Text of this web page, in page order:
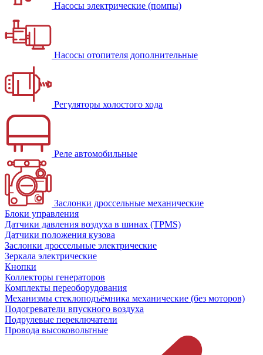
Насосы электрические (помпы)
Насосы отопителя дополнительные
Регуляторы холостого хода
Реле автомобильные
Заслонки дроссельные механические
Блоки управления
Датчики давления воздуха в шинах (TPMS)
Датчики положения кузова
Заслонки дроссельные электрические
Зеркала электрические
Кнопки
Коллекторы генераторов
Комплекты переоборудования
Механизмы стеклоподъёмника механические (без моторов)
Подогреватели впускного воздуха
Подрулевые переключатели
Провода высоковольтные